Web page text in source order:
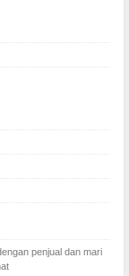
penjual dan mari